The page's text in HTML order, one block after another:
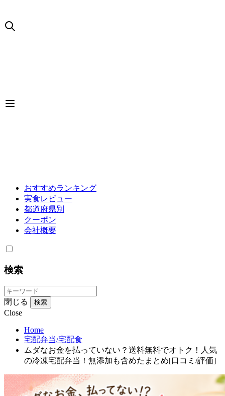
おすすめランキング
実食レビュー
都道府県別
クーポン
会社概要
検索
閉じる 検索
Close
Home
宅配弁当/宅配食
ムダなお金を払っていない？送料無料でオトク！人気
の冷凍宅配弁当！無添加も含めたまとめ[口コミ/評価]